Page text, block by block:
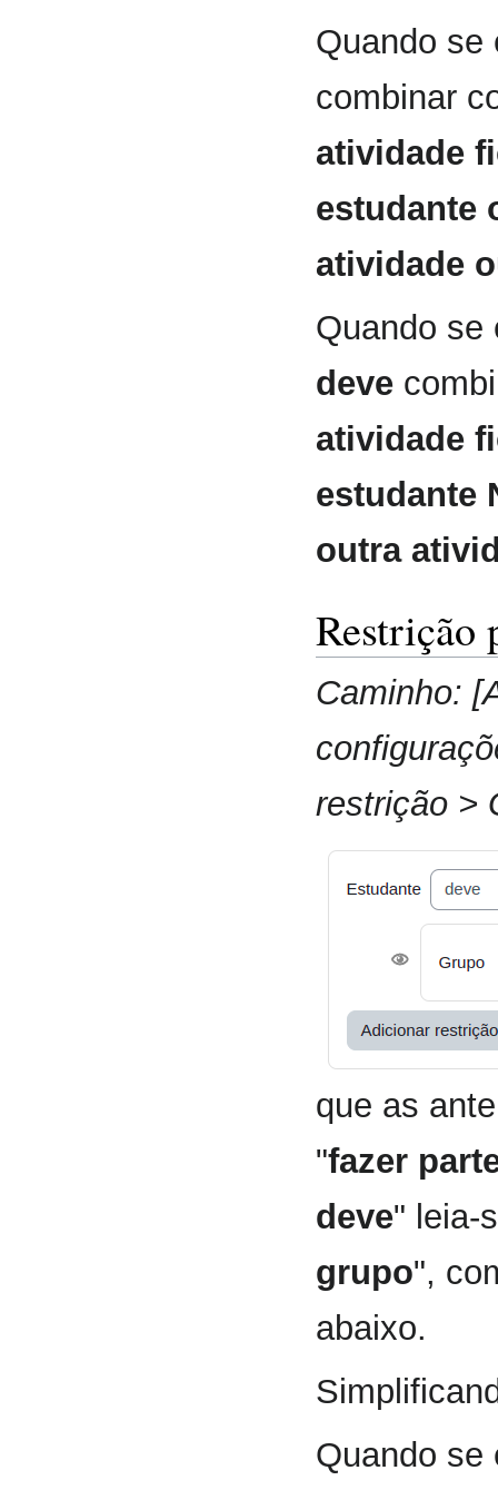
Quando
combinar
atividade
estudante
atividade
Quando
deve
atividade
estudante
outra
Restrição
Caminho:
restrição >
que as
"fazer
deve" leia-
grupo",
abaixo.
Quando